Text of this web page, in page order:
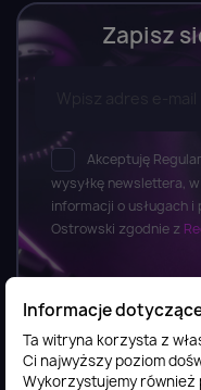
Zapisz
Akceptuję
wysyłkę newslettera,
informacji o usługach
Ostrowski zgodnie z
Informacje
Informacje
Ta witryna korzysta z
Ci najwyższy poziom
Wykorzystujemy